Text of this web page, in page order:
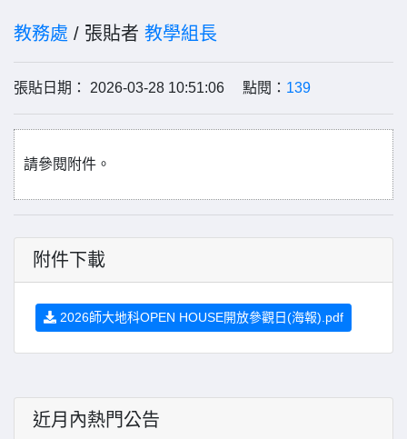
教務處 / 張貼者 教學組長
張貼日期： 2026-03-28 10:51:06 點閱： 139
請參閱附件。
附件下載
2026師大地科OPEN HOUSE開放參觀日(海報).pdf
近月內熱門公告